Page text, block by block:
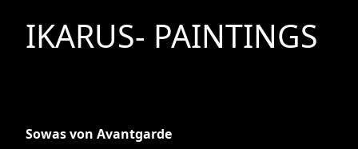
IKARUS- PAINTINGS
Sowas von Avantgarde